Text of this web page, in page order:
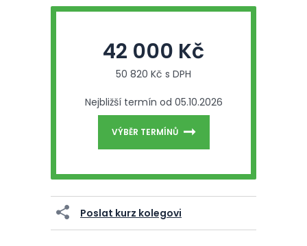
42 000 Kč
50 820 Kč s DPH
Nejbližší termín od 05.10.2026
VÝBĚR TERMÍNŮ
Poslat kurz kolegovi